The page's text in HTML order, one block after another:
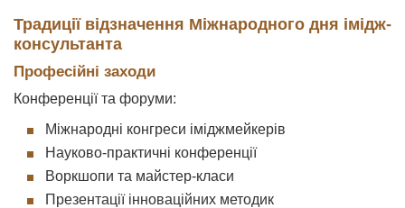
Традиції відзначення Міжнародного дня імідж-
консультанта
Професійні заходи
Конференції та форуми:
Міжнародні конгреси іміджмейкерів
Науково-практичні конференції
Воркшопи та майстер-класи
Презентації інноваційних методик